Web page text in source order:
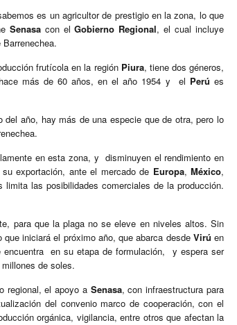
es un agricultor de prestigio en la zona, lo que
Senasacon elGobierno Regional, el cual incluye
frutícola en la región Piura, tiene dos géneros,
más de 60 años, en el año 1954 y el Perú es
año, hay más de una especie que de otra, pero lo
en esta zona, y disminuyen el rendimiento en
exportación, ante el mercado de Europa,México,
las posibilidades comerciales de la producción.
para que la plaga no se eleve en niveles altos. Sin
iniciará el próximo año, que abarca desde Virú en
en su etapa de formulación, y espera ser
de soles.
regional, el apoyo a Senasa, con infraestructura para
del convenio marco de cooperación, con el
orgánica, vigilancia, entre otros que afectan la